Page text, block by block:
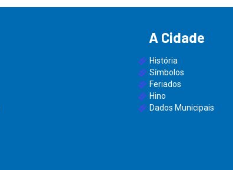
A Cidade
História
Símbolos
Feriados
Hino
Dados Municipais